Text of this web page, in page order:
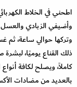
اطحني في الخلاط
وأضيفي الزبادي
وتركها حوالي ساعة، ثم
ذلك القناع يوميًا،
كاملاً، ويصلح لكافة
بالعديد من مضادات